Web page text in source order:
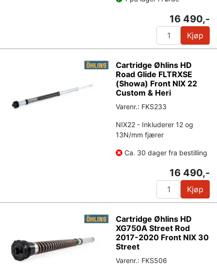
16 490,-
Kjøp
Cartridge Øhlins HD
Road Glide FLTRXSE
(Showa) Front NIX 22
Custom & Heri
Varenr.: FKS233
NIX22 - Inkluderer 12 og
13N/mm fjærer
Ca. 30 dager fra bestilling
16 490,-
Kjøp
Cartridge Øhlins HD
XG750A Street Rod
2017-2020 Front NIX 30
Street
Varenr.: FKS506